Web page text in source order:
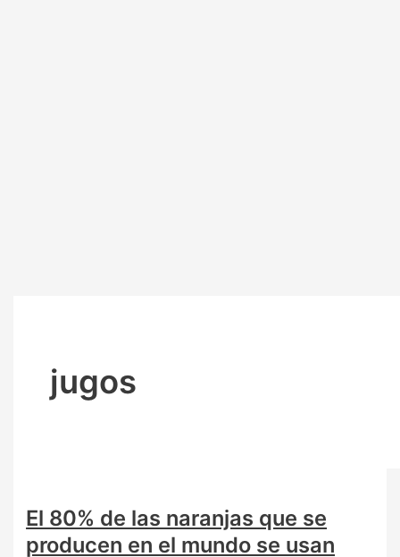
jugos
El 80% de las naranjas que se
producen en el mundo se usan